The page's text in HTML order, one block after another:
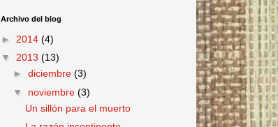
Archivo del blog
► 2014 (4)
▼ 2013 (13)
► diciembre (3)
▼ noviembre (3)
Un sillón para el muerto